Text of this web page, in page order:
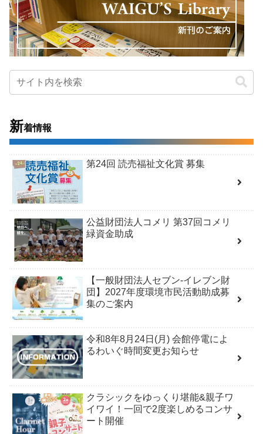
新着情報
第24回 読売福祉文化賞 募集
公益財団法人コメリ 第37回コメリ
緑資金助成
【一般財団法人セブン-イレブン財
団】2027年度環境市民活動助成募
集のご案内
令和8年8月24日(月) 会館停電によ
るわいぐ時間変更お知らせ
クラシックをゆっくり堪能&親子ワ
イワイ！一回で2度楽しめるコンサ
ート開催